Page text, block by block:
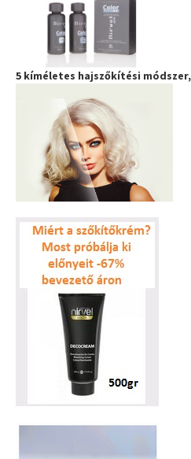
5 kíméletes hajszőkítési